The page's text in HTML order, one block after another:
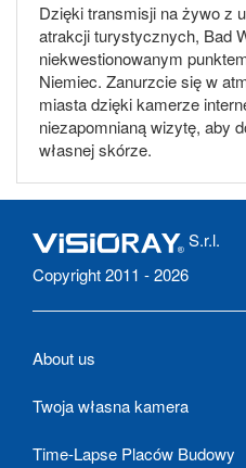
Dzięki transmisji na żywo z
atrakcji turystycznych, Bad
niekwestionowanym
Niemiec. Zanurzcie się w
miasta dzięki kamerze
niezapomnianą wizytę, aby
własnej skórze.
S.r.l.
Copyright 2011 - 2026
About us
Twoja własna kamera
Time-Lapse Placów Budowy